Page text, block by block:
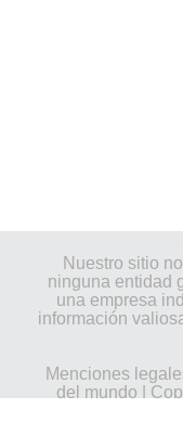
Nuestro sitio
ninguna entidad
una empresa
información
Menciones
del mundo |